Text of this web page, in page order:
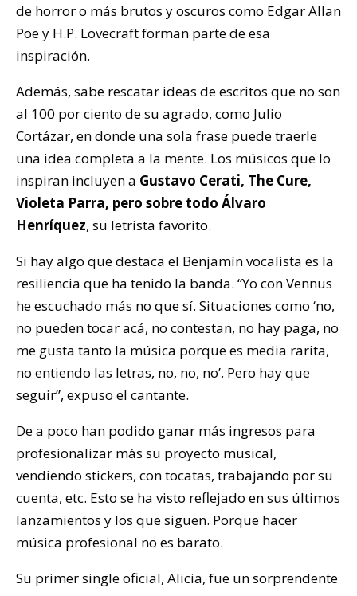
de horror o más brutos y oscuros como Edgar Allan
Poe y H.P. Lovecraft forman parte de esa
inspiración.
Además, sabe rescatar ideas de escritos que no son
al 100 por ciento de su agrado, como Julio
Cortázar, en donde una sola frase puede traerle
una idea completa a la mente. Los músicos que lo
inspiran incluyen a Gustavo Cerati, The Cure,
Violeta Parra, pero sobre todo Álvaro
Henríquez, su letrista favorito.
Si hay algo que destaca el Benjamín vocalista es la
resiliencia que ha tenido la banda. “Yo con Vennus
he escuchado más no que sí. Situaciones como ‘no,
no pueden tocar acá, no contestan, no hay paga, no
me gusta tanto la música porque es media rarita,
no entiendo las letras, no, no, no’. Pero hay que
seguir”, expuso el cantante.
De a poco han podido ganar más ingresos para
profesionalizar más su proyecto musical,
vendiendo stickers, con tocatas, trabajando por su
cuenta, etc. Esto se ha visto reflejado en sus últimos
lanzamientos y los que siguen. Porque hacer
música profesional no es barato.
Su primer single oficial, Alicia, fue un sorprendente